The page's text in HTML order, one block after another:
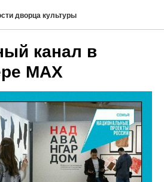
дворца культуры
канал в
МАХ